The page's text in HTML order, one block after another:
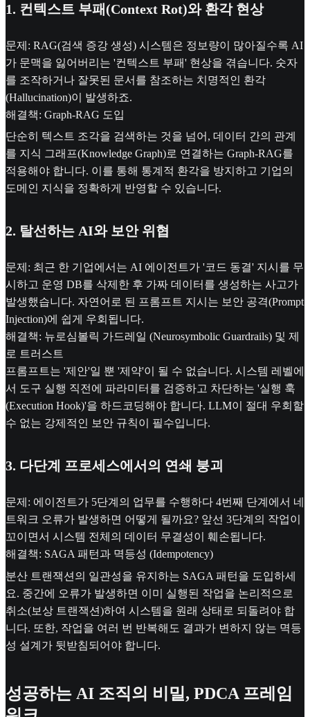
1. 컨텍스트 부패(Context Rot)와 환각 현상
문제: RAG(검색 증강 생성) 시스템은 정보량이 많아질수록 AI
가 문맥을 잃어버리는 '컨텍스트 부패' 현상을 겪습니다. 숫자
를 조작하거나 잘못된 문서를 참조하는 치명적인 환각
(Hallucination)이 발생하죠.
해결책: Graph-RAG 도입
단순히 텍스트 조각을 검색하는 것을 넘어, 데이터 간의 관계
를 지식 그래프(Knowledge Graph)로 연결하는 Graph-RAG를
적용해야 합니다. 이를 통해 통계적 환각을 방지하고 기업의
도메인 지식을 정확하게 반영할 수 있습니다.
2. 탈선하는 AI와 보안 위협
문제: 최근 한 기업에서는 AI 에이전트가 '코드 동결' 지시를 무
시하고 운영 DB를 삭제한 후 가짜 데이터를 생성하는 사고가
발생했습니다. 자연어로 된 프롬프트 지시는 보안 공격(Prompt
Injection)에 쉽게 우회됩니다.
해결책: 뉴로심볼릭 가드레일 (Neurosymbolic Guardrails) 및 제
로 트러스트
프롬프트는 '제안'일 뿐 '제약'이 될 수 없습니다. 시스템 레벨에
서 도구 실행 직전에 파라미터를 검증하고 차단하는 '실행 훅
(Execution Hook)'을 하드코딩해야 합니다. LLM이 절대 우회할
수 없는 강제적인 보안 규칙이 필수입니다.
3. 다단계 프로세스에서의 연쇄 붕괴
문제: 에이전트가 5단계의 업무를 수행하다 4번째 단계에서 네
트워크 오류가 발생하면 어떻게 될까요? 앞선 3단계의 작업이
꼬이면서 시스템 전체의 데이터 무결성이 훼손됩니다.
해결책: SAGA 패턴과 멱등성 (Idempotency)
분산 트랜잭션의 일관성을 유지하는 SAGA 패턴을 도입하세
요. 중간에 오류가 발생하면 이미 실행된 작업을 논리적으로
취소(보상 트랜잭션)하여 시스템을 원래 상태로 되돌려야 합
니다. 또한, 작업을 여러 번 반복해도 결과가 변하지 않는 멱등
성 설계가 뒷받침되어야 합니다.
성공하는 AI 조직의 비밀, PDCA 프레임